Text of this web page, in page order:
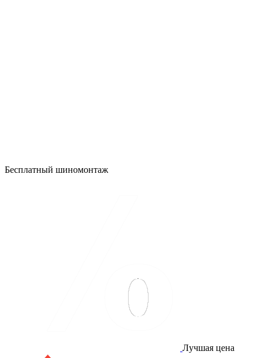
Бесплатный шиномонтаж
Лучшая цена